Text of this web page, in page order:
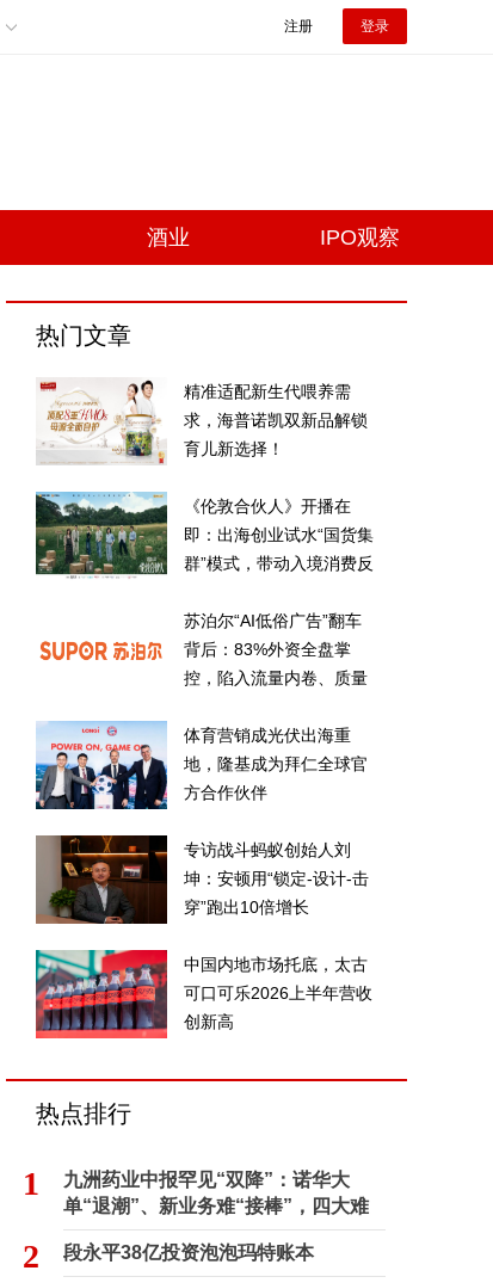
注册 登录
酒业 IPO观察
热门文章
精准适配新生代喂养需
求，海普诺凯双新品解锁
育儿新选择！
《伦敦合伙人》开播在
即：出海创业试水“国货集
群”模式，带动入境消费反
苏泊尔“AI低俗广告”翻车
背后：83%外资全盘掌
控，陷入流量内卷、质量
体育营销成光伏出海重
地，隆基成为拜仁全球官
方合作伙伴
专访战斗蚂蚁创始人刘
坤：安顿用“锁定-设计-击
穿”跑出10倍增长
中国内地市场托底，太古
可口可乐2026上半年营收
创新高
热点排行
1
九洲药业中报罕见“双降”：诺华大
单“退潮”、新业务难“接棒”，四大难
关待闯
2 段永平38亿投资泡泡玛特账本